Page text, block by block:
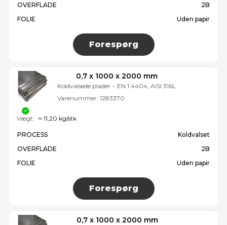
OVERFLADE
2B
FOLIE
Uden papir
Forespørg
0,7 x 1000 x 2000 mm
Koldvalsede plader - EN 1.4404, AISI 316L
Varenummer: 1283370
PROCESS
Koldvalset
OVERFLADE
2B
FOLIE
Uden papir
Forespørg
Vægt: ≈ 11,20 kg/stk
0,7 x 1000 x 2000 mm